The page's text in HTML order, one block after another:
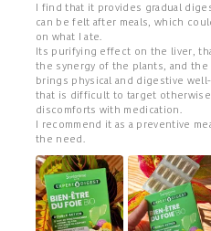
I find that it provides gradual
can be felt after meals, which
on what I ate.
Its purifying effect on the liver,
the synergy of the plants, and
brings physical and digestive
that is difficult to target
discomforts with medication.
I recommend it as a preventive
the need.